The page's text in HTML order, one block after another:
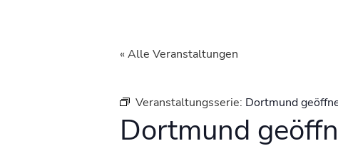
« Alle Veranstaltungen
Veranstaltungsserie: Dortmund
Dortmund